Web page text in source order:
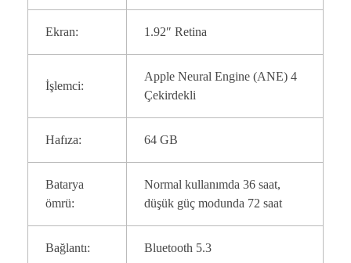
Ekran: 1.92″ Retina
İşlemci:
Apple Neural Engine (ANE) 4
Çekirdekli
Hafıza: 64 GB
Batarya
ömrü:
Normal kullanımda 36 saat,
düşük güç modunda 72 saat
Bağlantı: Bluetooth 5.3